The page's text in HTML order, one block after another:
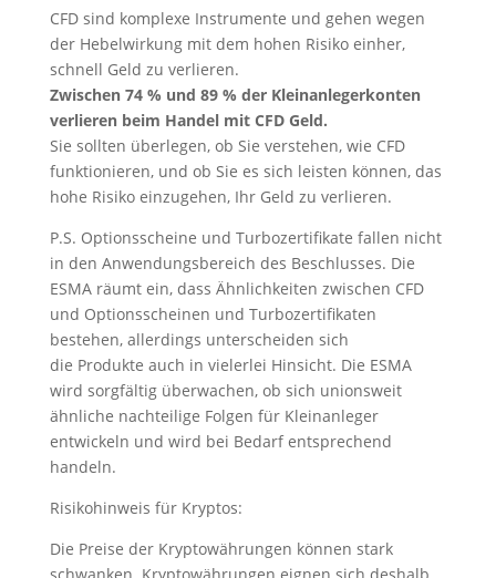
CFD sind komplexe Instrumente und gehen wegen
der Hebelwirkung mit dem hohen Risiko einher,
schnell Geld zu verlieren.
Zwischen 74 % und 89 % der Kleinanlegerkonten
verlieren beim Handel mit CFD Geld.
Sie sollten überlegen, ob Sie verstehen, wie CFD
funktionieren, und ob Sie es sich leisten können, das
hohe Risiko einzugehen, Ihr Geld zu verlieren.
P.S. Optionsscheine und Turbozertifikate fallen nicht
in den Anwendungsbereich des Beschlusses. Die
ESMA räumt ein, dass Ähnlichkeiten zwischen CFD
und Optionsscheinen und Turbozertifikaten
bestehen, allerdings unterscheiden sich
die Produkte auch in vielerlei Hinsicht. Die ESMA
wird sorgfältig überwachen, ob sich unionsweit
ähnliche nachteilige Folgen für Kleinanleger
entwickeln und wird bei Bedarf entsprechend
handeln.
Risikohinweis für Kryptos:
Die Preise der Kryptowährungen können stark